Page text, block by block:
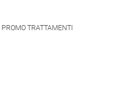
PROMO TRATTAMENTI